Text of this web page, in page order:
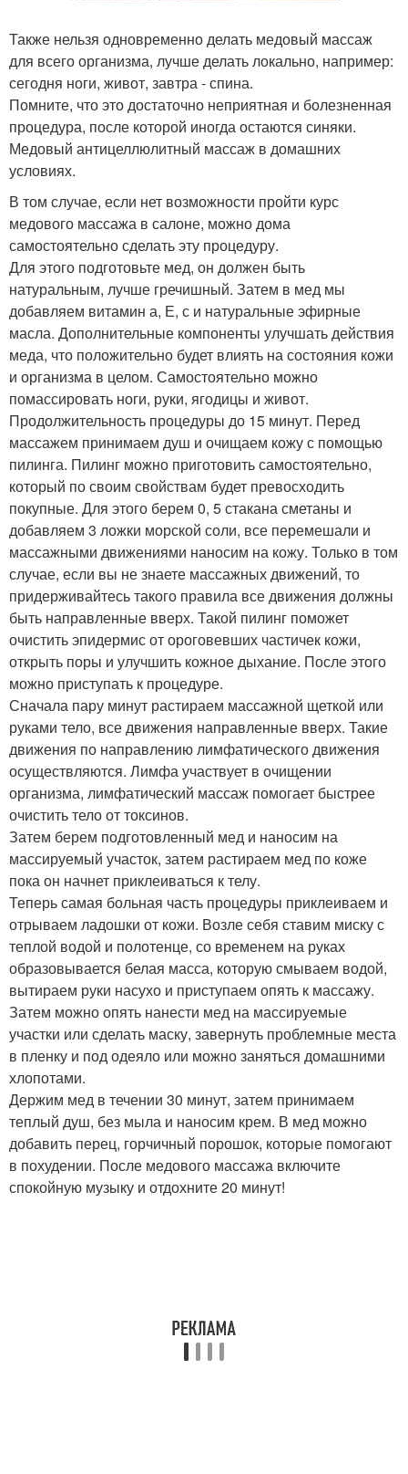
Также нельзя одновременно делать медовый массаж
для всего организма, лучше делать локально, например:
сегодня ноги, живот, завтра - спина.
Помните, что это достаточно неприятная и болезненная
процедура, после которой иногда остаются синяки.
Медовый антицеллюлитный массаж в домашних
условиях.
В том случае, если нет возможности пройти курс
медового массажа в салоне, можно дома
самостоятельно сделать эту процедуру.
Для этого подготовьте мед, он должен быть
натуральным, лучше гречишный. Затем в мед мы
добавляем витамин а, Е, с и натуральные эфирные
масла. Дополнительные компоненты улучшать действия
меда, что положительно будет влиять на состояния кожи
и организма в целом. Самостоятельно можно
помассировать ноги, руки, ягодицы и живот.
Продолжительность процедуры до 15 минут. Перед
массажем принимаем душ и очищаем кожу с помощью
пилинга. Пилинг можно приготовить самостоятельно,
который по своим свойствам будет превосходить
покупные. Для этого берем 0, 5 стакана сметаны и
добавляем 3 ложки морской соли, все перемешали и
массажными движениями наносим на кожу. Только в том
случае, если вы не знаете массажных движений, то
придерживайтесь такого правила все движения должны
быть направленные вверх. Такой пилинг поможет
очистить эпидермис от ороговевших частичек кожи,
открыть поры и улучшить кожное дыхание. После этого
можно приступать к процедуре.
Сначала пару минут растираем массажной щеткой или
руками тело, все движения направленные вверх. Такие
движения по направлению лимфатического движения
осуществляются. Лимфа участвует в очищении
организма, лимфатический массаж помогает быстрее
очистить тело от токсинов.
Затем берем подготовленный мед и наносим на
массируемый участок, затем растираем мед по коже
пока он начнет приклеиваться к телу.
Теперь самая больная часть процедуры приклеиваем и
отрываем ладошки от кожи. Возле себя ставим миску с
теплой водой и полотенце, со временем на руках
образовывается белая масса, которую смываем водой,
вытираем руки насухо и приступаем опять к массажу.
Затем можно опять нанести мед на массируемые
участки или сделать маску, завернуть проблемные места
в пленку и под одеяло или можно заняться домашними
хлопотами.
Держим мед в течении 30 минут, затем принимаем
теплый душ, без мыла и наносим крем. В мед можно
добавить перец, горчичный порошок, которые помогают
в похудении. После медового массажа включите
спокойную музыку и отдохните 20 минут!